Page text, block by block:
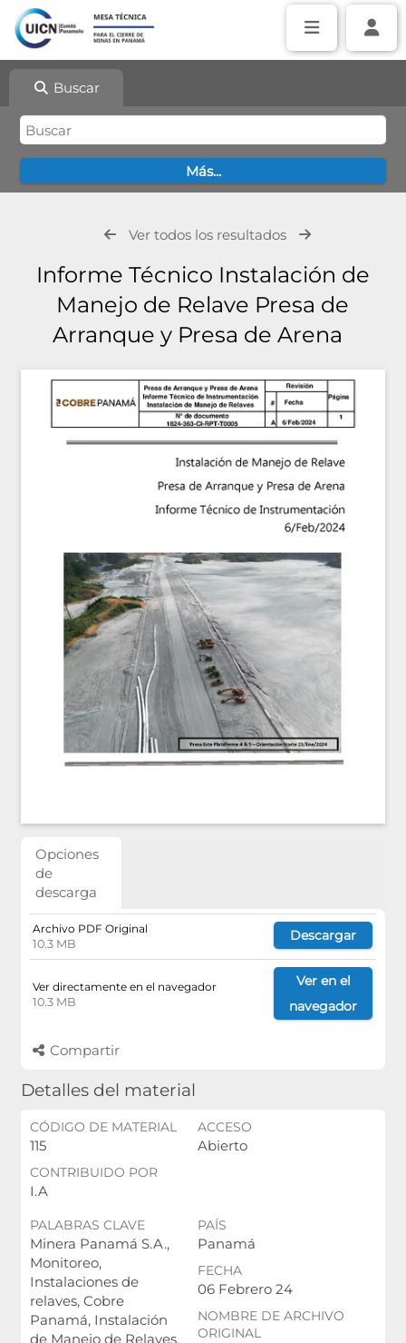
Buscar
Ver todos los resultados
Informe Técnico Instalación de
Manejo de Relave Presa de
Arranque y Presa de Arena
Opciones
de
descarga
Archivo PDF Original
10.3 MB
Descargar
Ver directamente en el navegador
10.3 MB
Ver en el
navegador
Compartir
Detalles del material
CÓDIGO DE MATERIAL
115
ACCESO
Abierto
CONTRIBUIDO POR
I.A
PALABRAS CLAVE
Minera Panamá S.A.,
Monitoreo,
Instalaciones de
relaves, Cobre
Panamá, Instalación
de Manejo de Relaves,
PAÍS
Panamá
FECHA
06 Febrero 24
NOMBRE DE ARCHIVO
ORIGINAL